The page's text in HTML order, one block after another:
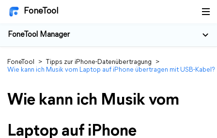
FoneTool
FoneTool Manager
FoneTool > Tipps zur iPhone-Datenübertragung
>
Wie kann ich Musik vom Laptop auf iPhone übertragen mit USB-Kabel?
Wie kann ich Musik vom
Laptop auf iPhone